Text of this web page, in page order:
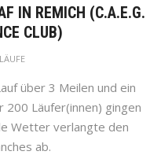
IN REMICH (C.A.E.G.
CLUB)
über 3 Meilen und ein
200 Läufer(innen) gingen
Wetter verlangte den
ab.